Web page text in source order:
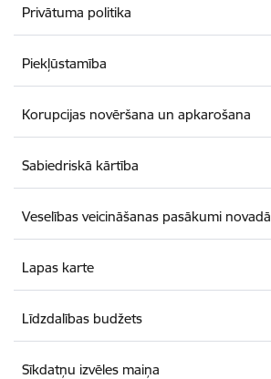
Privātuma politika
Piekļūstamība
Korupcijas novēršana un apkarošana
Sabiedriskā kārtība
Veselības veicināšanas pasākumi novadā
Lapas karte
Līdzdalības budžets
Sīkdatņu izvēles maiņa